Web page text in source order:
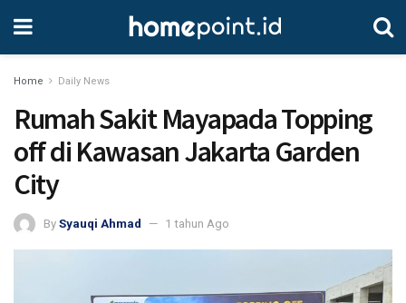
Home Daily News
Rumah Sakit Mayapada Topping
off di Kawasan Jakarta Garden
City
By Syauqi Ahmad 1 tahun Ago